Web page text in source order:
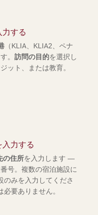
する
（KLIA、KLIA2、ペナ
。 訪問の目的を選択し
ット、または教育。
力する
の住所を入力します —
号。複数の宿泊施設に
のみを入力してくださ
要ありません。